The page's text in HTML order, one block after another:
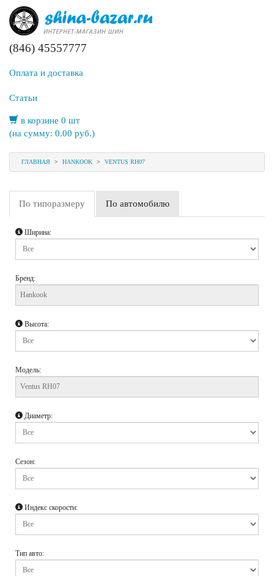
(846) 45557777
Оплата и доставка
Статьи
в корзине 0 шт
(на сумму: 0.00 руб.)
ГЛАВНАЯ > HANKOOK > VENTUS RH07
По типоразмеру По автомобилю
Ширина:
Бренд:
Высота:
Модель:
Диаметр:
Сезон:
Индекс скорости:
Тип авто: